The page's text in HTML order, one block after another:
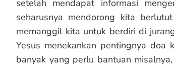
setelah mendapat informasi
seharusnya mendorong kita
memanggil kita untuk berdiri di
Yesus menekankan pentingnya doa
banyak yang perlu bantuan